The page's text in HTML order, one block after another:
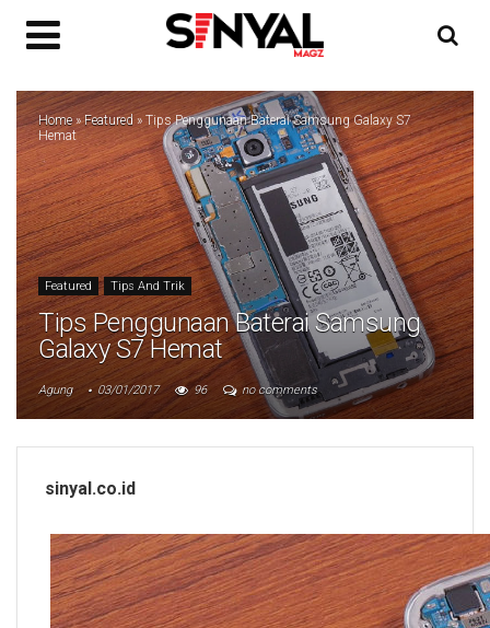
Home»Featured » Tips Penggunaan Baterai Samsung Galaxy S7
Hemat
Featured Tips And Trik
Tips Penggunaan Baterai Samsung
Galaxy S7 Hemat
Agung 03/01/2017 96 no comments
sinyal.co.id